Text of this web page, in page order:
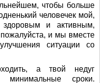
чтобы больше
человечек мой,
и активным,
и мы вместе
ситуации со
а твой недуг
минимальные сроки.